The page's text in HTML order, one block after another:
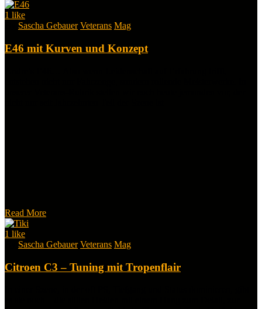
1 like
Sascha Gebauer Veterans Mag
E46 mit Kurven und Konzept
Read More
1 like
Sascha Gebauer Veterans Mag
Citroen C3 – Tuning mit Tropenflair